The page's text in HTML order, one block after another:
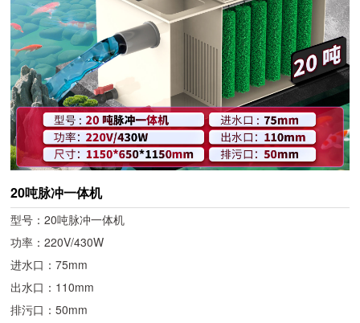
20吨脉冲一体机
型号：20吨脉冲一体机
功率：220V/430W
进水口：75mm
出水口：110mm
排污口：50mm